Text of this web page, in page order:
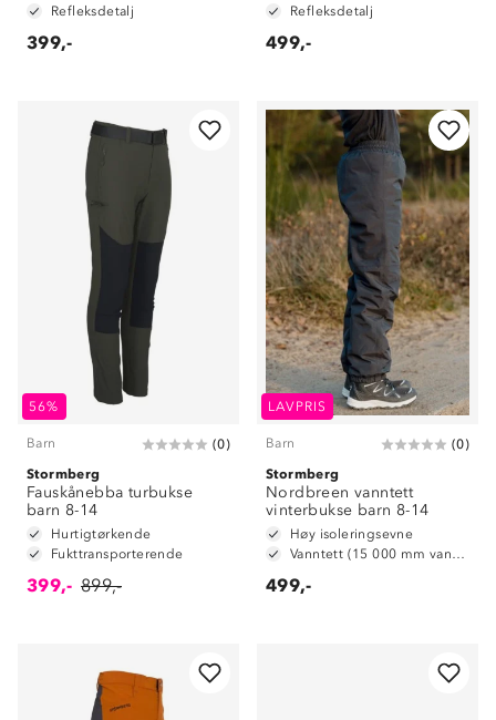
Refleksdetalj
399,-
Refleksdetalj
499,-
56%
Barn (0)
Stormberg
Fauskånebba turbukse
barn 8-14
Hurtigtørkende
Fukttransporterende
399,- 899,-
LAVPRIS
Barn (0)
Stormberg
Nordbreen vanntett
vinterbukse barn 8-14
Høy isoleringsevne
Vanntett (15 000 mm vannsøyle)
499,-